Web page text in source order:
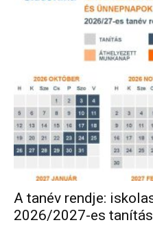
A tanév rendje:
2026/2027-es